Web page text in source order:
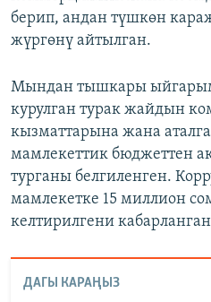
берип, андан түшкөн
жүргөнү айтылган.
Мындан тышкары ыйгарым
курулган турак жайдын
кызматтарына жана
мамлекеттик бюджеттен
турганы белгиленген.
мамлекетке 15 миллион
келтирилгени
ДАГЫ КАРАҢЫЗ